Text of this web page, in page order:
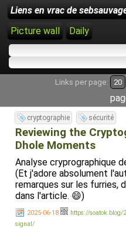
Liens en vrac de
Picture wall
Daily
Links per page: 20
cryptographie sécurité
Reviewing the
Dhole Moments
Analyse cryprographique
(Et j'adore absolument
remarques sur les furries,
dans l'article. 😄)
2025-06-18
https://soatok.blog/
signal/